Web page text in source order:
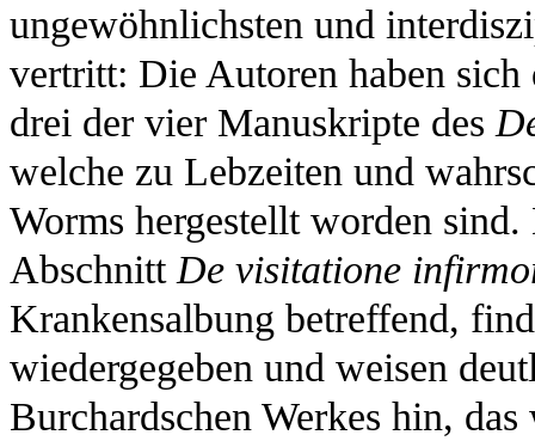
ungewöhnlichsten und
vertritt: Die Autoren haben
drei der vier Manuskripte des
welche zu Lebzeiten und
Worms hergestellt worden
Abschnitt De visitatione
Krankensalbung betreffend,
wiedergegeben und weisen
Burchardschen Werkes hin,